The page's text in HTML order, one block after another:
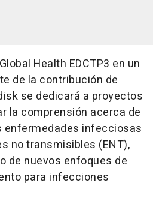
Health EDCTP3 en un
de la contribución de
se dedicará a proyectos
la comprensión acerca de
enfermedades infecciosas
no transmisibles (ENT),
de nuevos enfoques de
para infecciones